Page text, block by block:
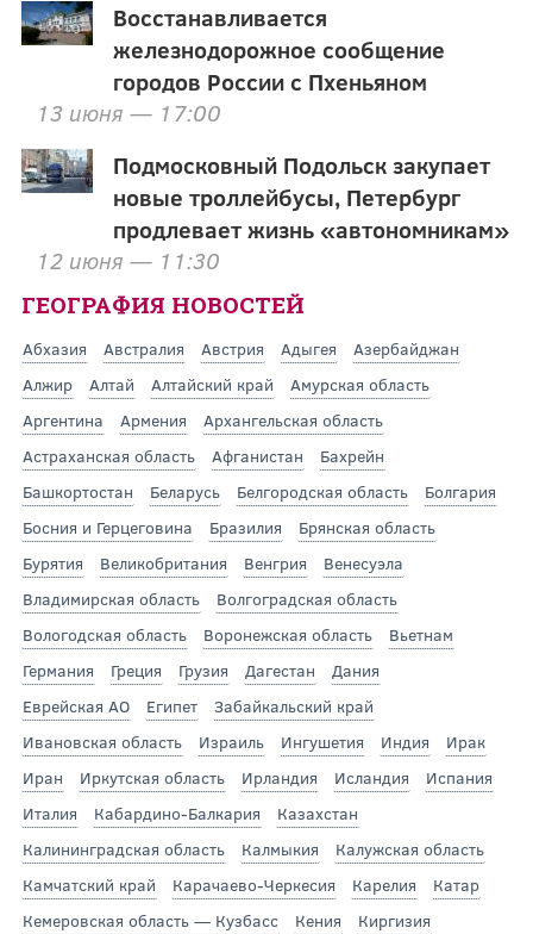
Восстанавливается
железнодорожное сообщение
городов России с Пхеньяном
13 июня — 17:00
Подмосковный Подольск закупает
новые троллейбусы, Петербург
продлевает жизнь «автономникам»
12 июня — 11:30
ГЕОГРАФИЯ НОВОСТЕЙ
Абхазия Австралия Австрия Адыгея
Азербайджан
Алжир
Алтай Алтайский край
Амурская область
Аргентина
Армения
Архангельская область
Астраханская область
Афганистан
Бахрейн
Башкортостан
Беларусь Белгородская область
Болгария
Босния и Герцеговина
Бразилия
Брянская область
Бурятия
Великобритания Венгрия
Венесуэла
Владимирская область
Волгоградская область
Вологодская область
Воронежская область
Вьетнам
Германия
Греция Грузия Дагестан
Дания
Еврейская АО
Египет
Забайкальский край
Ивановская область
Израиль Ингушетия Индия
Ирак
Иран
Иркутская область Ирландия Исландия
Испания
Италия
Кабардино-Балкария
Казахстан
Калининградская область
Калмыкия
Калужская область
Камчатский край
Карачаево-Черкесия Карелия
Катар
Кемеровская область — Кузбасс
Кения
Киргизия